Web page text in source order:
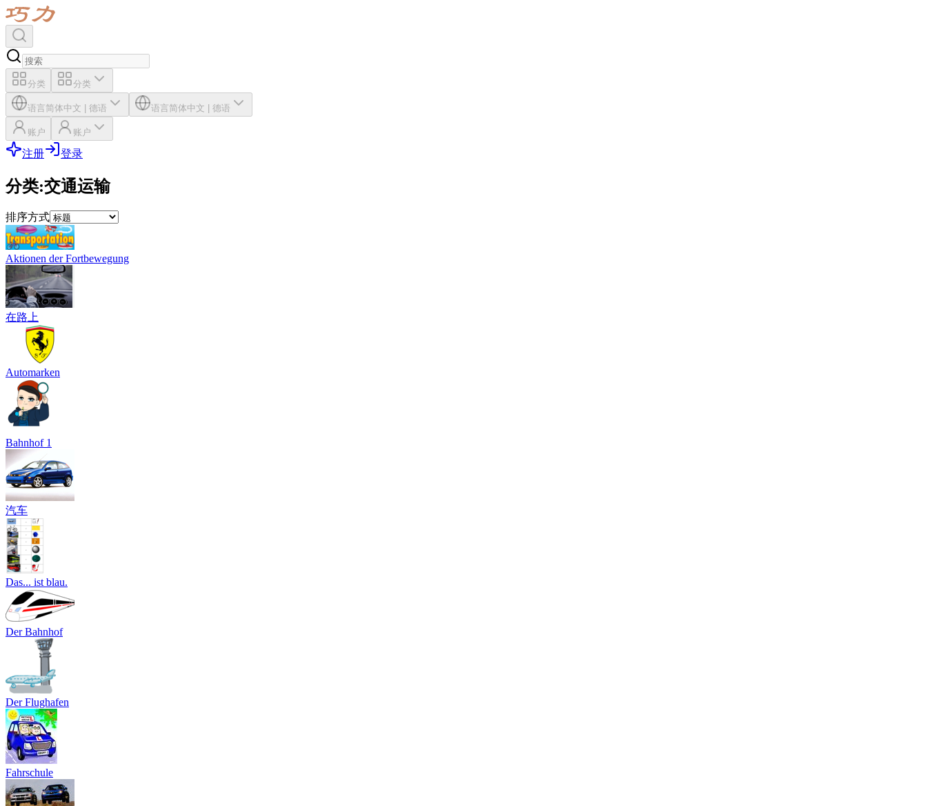
分类 分类
语言简体中文 | 德语 语言简体中文 | 德语
账户 账户
注册 登录
分类:交通运输
排序方式
Aktionen der Fortbewegung
在路上
Automarken
Bahnhof 1
汽车
Das... ist blau.
Der Bahnhof
Der Flughafen
Fahrschule